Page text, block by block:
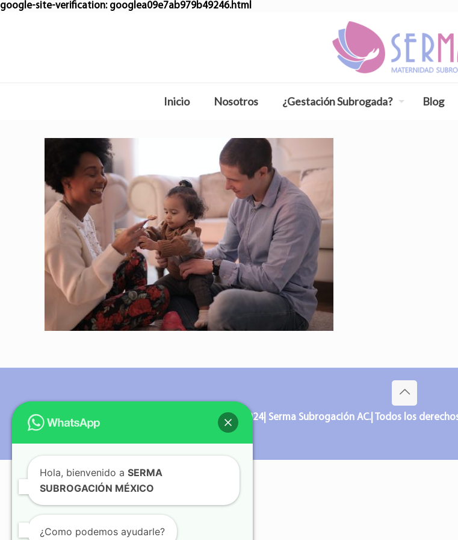
google-site-verification: googlea09e7ab979b49246.html
Inicio Nosotros ¿Gestación Subrogada? Blog
© Copyright 2012 - 2024| Serma Subrogación AC.| Todos los
Hola, bienvenido a SERMA
SUBROGACIÓN MÉXICO
¿Como podemos ayudarle?